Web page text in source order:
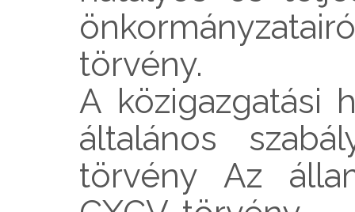
törvény.
A közigazgatási
általános
törvény Az